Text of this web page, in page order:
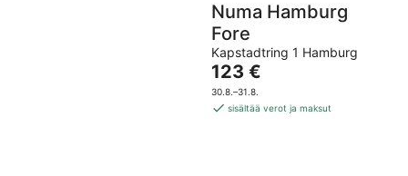
Numa Hamburg
Fore
Kapstadtring 1 Hamburg
Hinta
on
123 €
123 €
30.8.–31.8.
sisältää verot ja maksut